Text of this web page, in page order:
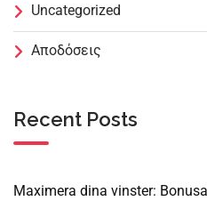
Uncategorized
Αποδόσεις
Recent Posts
Maximera dina vinster: